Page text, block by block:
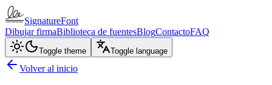
SignatureFont
Dibujar firmaBiblioteca de fuentesBlogContactoFAQ
Toggle theme Toggle language
Volver al inicio